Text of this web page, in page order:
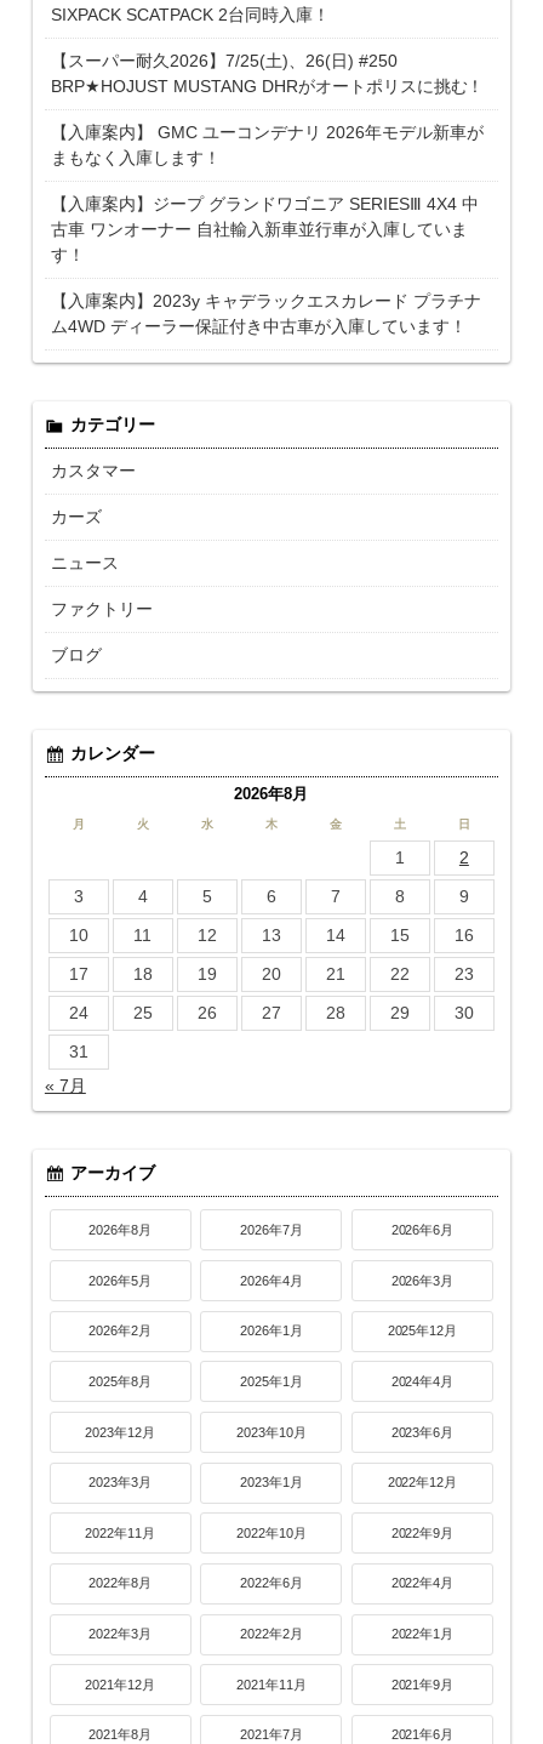
SIXPACK SCATPACK 2台同時入庫！
【スーパー耐久2026】7/25(土)、26(日) #250
BRP★HOJUST MUSTANG DHRがオートポリスに挑む！
【入庫案内】 GMC ユーコンデナリ 2026年モデル新車が
まもなく入庫します！
【入庫案内】ジープ グランドワゴニア SERIESⅢ 4X4 中
古車 ワンオーナー 自社輸入新車並行車が入庫していま
す！
【入庫案内】2023y キャデラックエスカレード プラチナ
ム4WD ディーラー保証付き中古車が入庫しています！
カテゴリー
カスタマー
カーズ
ニュース
ファクトリー
ブログ
カレンダー
2026年8月
月 火 水 木 金 土 日
1
2
3
4 5 6 7 8
9
10
11 12 13 14 15
16
17
18 19 20 21 22
23
24
25 26 27 28 29
30
31
« 7月
アーカイブ
2026年8月 2026年7月 2026年6月
2026年5月 2026年4月 2026年3月
2026年2月 2026年1月 2025年12月
2025年8月 2025年1月 2024年4月
2023年12月 2023年10月 2023年6月
2023年3月 2023年1月 2022年12月
2022年11月 2022年10月 2022年9月
2022年8月 2022年6月 2022年4月
2022年3月 2022年2月 2022年1月
2021年12月 2021年11月 2021年9月
2021年8月 2021年7月 2021年6月